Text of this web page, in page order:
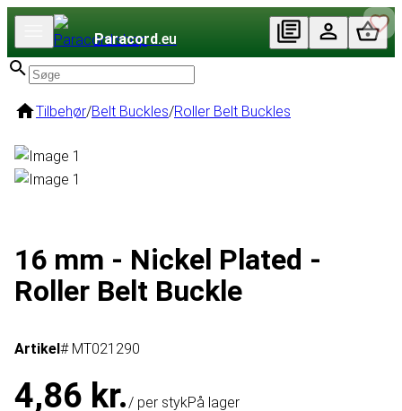
Paracord.eu
Tilbehør/Belt Buckles/Roller Belt Buckles
16 mm - Nickel Plated -
Roller Belt Buckle
Artikel# MT021290
4,86 kr./ per stykPå lager